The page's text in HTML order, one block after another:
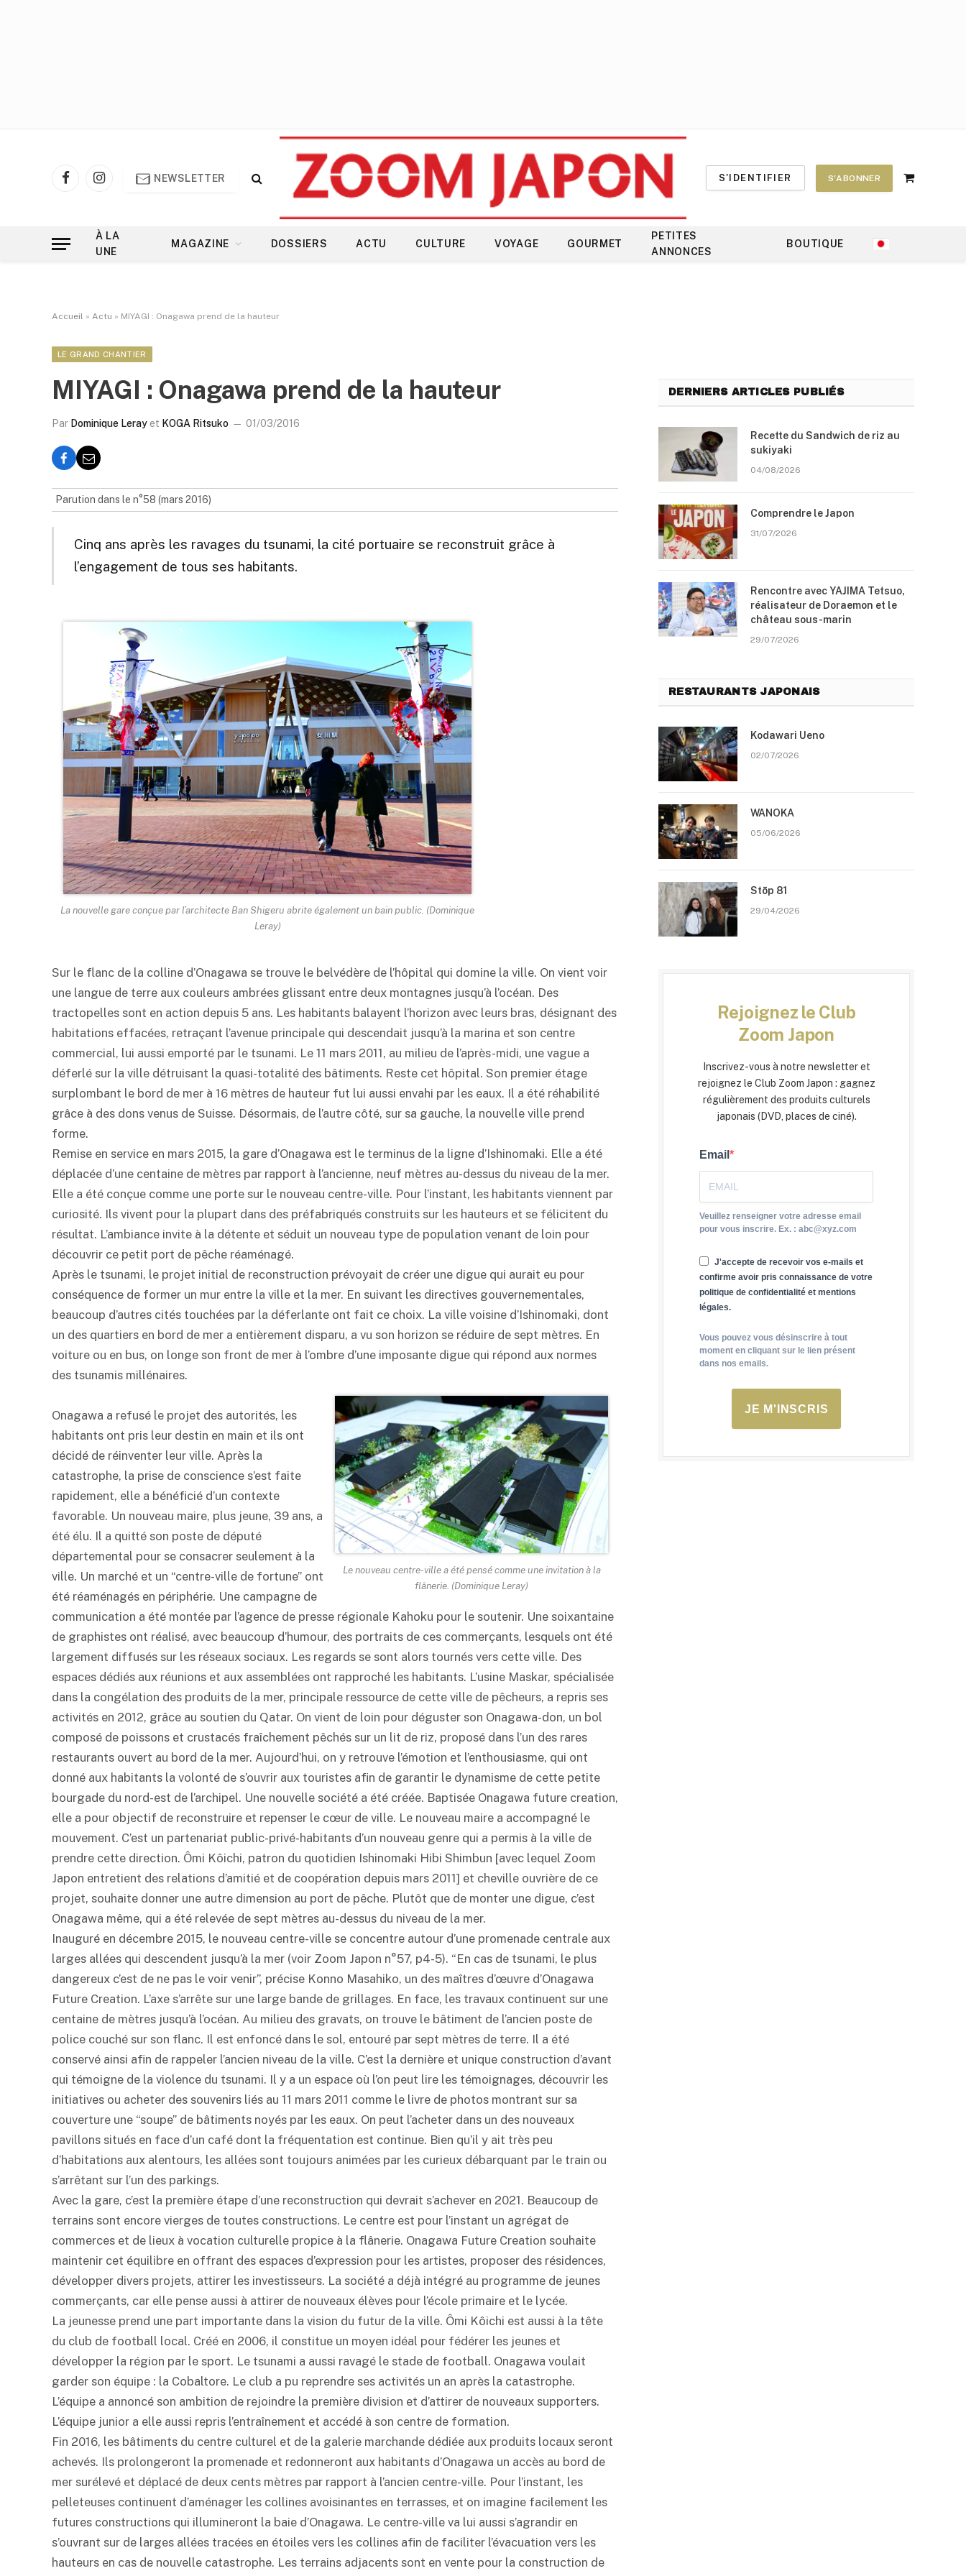
FacebookInstagram
NEWSLETTER S'IDENTIFIER S'ABONNER
Shopping
À LA
UNE
MAGAZINE DOSSIERS ACTU CULTURE VOYAGE GOURMET
PETITES
ANNONCES
BOUTIQUE
Accueil » Actu » MIYAGI : Onagawa prend de la hauteur
LE GRAND CHANTIER
MIYAGI : Onagawa prend de la hauteur
Par Dominique Leray et KOGA Ritsuko 01/03/2016
Parution dans le n°58 (mars 2016)
Cinq ans après les ravages du tsunami, la cité portuaire se reconstruit grâce à
l’engagement de tous ses habitants.
La nouvelle gare conçue par l’architecte Ban Shigeru abrite également un bain public. (Dominique
Leray)
Sur le flanc de la colline d’Onagawa se trouve le belvédère de l’hôpital qui domine la ville. On vient voir
une langue de terre aux couleurs ambrées glissant entre deux montagnes jusqu’à l’océan. Des
tractopelles sont en action depuis 5 ans. Les habitants balayent l’horizon avec leurs bras, désignant des
habitations effacées, retraçant l’avenue principale qui descendait jusqu’à la marina et son centre
commercial, lui aussi emporté par le tsunami. Le 11 mars 2011, au milieu de l’après-midi, une vague a
déferlé sur la ville détruisant la quasi-totalité des bâtiments. Reste cet hôpital. Son premier étage
surplombant le bord de mer à 16 mètres de hauteur fut lui aussi envahi par les eaux. Il a été réhabilité
grâce à des dons venus de Suisse. Désormais, de l’autre côté, sur sa gauche, la nouvelle ville prend
forme.
Remise en service en mars 2015, la gare d’Onagawa est le terminus de la ligne d’Ishinomaki. Elle a été
déplacée d’une centaine de mètres par rapport à l’ancienne, neuf mètres au-dessus du niveau de la mer.
Elle a été conçue comme une porte sur le nouveau centre-ville. Pour l’instant, les habitants viennent par
curiosité. Ils vivent pour la plupart dans des préfabriqués construits sur les hauteurs et se félicitent du
résultat. L’ambiance invite à la détente et séduit un nouveau type de population venant de loin pour
découvrir ce petit port de pêche réaménagé.
Après le tsunami, le projet initial de reconstruction prévoyait de créer une digue qui aurait eu pour
conséquence de former un mur entre la ville et la mer. En suivant les directives gouvernementales,
beaucoup d’autres cités touchées par la déferlante ont fait ce choix. La ville voisine d’Ishinomaki, dont
un des quartiers en bord de mer a entièrement disparu, a vu son horizon se réduire de sept mètres. En
voiture ou en bus, on longe son front de mer à l’ombre d’une imposante digue qui répond aux normes
des tsunamis millénaires.
Le nouveau centre-ville a été pensé comme une invitation à la
flânerie. (Dominique Leray)
Onagawa a refusé le projet des autorités, les
habitants ont pris leur destin en main et ils ont
décidé de réinventer leur ville. Après la
catastrophe, la prise de conscience s’est faite
rapidement, elle a bénéficié d’un contexte
favorable. Un nouveau maire, plus jeune, 39 ans, a
été élu. Il a quitté son poste de député
départemental pour se consacrer seulement à la
ville. Un marché et un “centre-ville de fortune” ont
été réaménagés en périphérie. Une campagne de
communication a été montée par l’agence de presse régionale Kahoku pour le soutenir. Une soixantaine
de graphistes ont réalisé, avec beaucoup d’humour, des portraits de ces commerçants, lesquels ont été
largement diffusés sur les réseaux sociaux. Les regards se sont alors tournés vers cette ville. Des
espaces dédiés aux réunions et aux assemblées ont rapproché les habitants. L’usine Maskar, spécialisée
dans la congélation des produits de la mer, principale ressource de cette ville de pêcheurs, a repris ses
activités en 2012, grâce au soutien du Qatar. On vient de loin pour déguster son Onagawa-don, un bol
composé de poissons et crustacés fraîchement pêchés sur un lit de riz, proposé dans l’un des rares
restaurants ouvert au bord de la mer. Aujourd’hui, on y retrouve l’émotion et l’enthousiasme, qui ont
donné aux habitants la volonté de s’ouvrir aux touristes afin de garantir le dynamisme de cette petite
bourgade du nord-est de l’archipel. Une nouvelle société a été créée. Baptisée Onagawa future creation,
elle a pour objectif de reconstruire et repenser le cœur de ville. Le nouveau maire a accompagné le
mouvement. C’est un partenariat public-privé-habitants d’un nouveau genre qui a permis à la ville de
prendre cette direction. Ômi Kôichi, patron du quotidien Ishinomaki Hibi Shimbun [avec lequel Zoom
Japon entretient des relations d’amitié et de coopération depuis mars 2011] et cheville ouvrière de ce
projet, souhaite donner une autre dimension au port de pêche. Plutôt que de monter une digue, c’est
Onagawa même, qui a été relevée de sept mètres au-dessus du niveau de la mer.
Inauguré en décembre 2015, le nouveau centre-ville se concentre autour d’une promenade centrale aux
larges allées qui descendent jusqu’à la mer (voir Zoom Japon n°57, p4-5). “En cas de tsunami, le plus
dangereux c’est de ne pas le voir venir”, précise Konno Masahiko, un des maîtres d’œuvre d’Onagawa
Future Creation. L’axe s’arrête sur une large bande de grillages. En face, les travaux continuent sur une
centaine de mètres jusqu’à l’océan. Au milieu des gravats, on trouve le bâtiment de l’ancien poste de
police couché sur son flanc. Il est enfoncé dans le sol, entouré par sept mètres de terre. Il a été
conservé ainsi afin de rappeler l’ancien niveau de la ville. C’est la dernière et unique construction d’avant
qui témoigne de la violence du tsunami. Il y a un espace où l’on peut lire les témoignages, découvrir les
initiatives ou acheter des souvenirs liés au 11 mars 2011 comme le livre de photos montrant sur sa
couverture une “soupe” de bâtiments noyés par les eaux. On peut l’acheter dans un des nouveaux
pavillons situés en face d’un café dont la fréquentation est continue. Bien qu’il y ait très peu
d’habitations aux alentours, les allées sont toujours animées par les curieux débarquant par le train ou
s’arrêtant sur l’un des parkings.
Avec la gare, c’est la première étape d’une reconstruction qui devrait s’achever en 2021. Beaucoup de
terrains sont encore vierges de toutes constructions. Le centre est pour l’instant un agrégat de
commerces et de lieux à vocation culturelle propice à la flânerie. Onagawa Future Creation souhaite
maintenir cet équilibre en offrant des espaces d’expression pour les artistes, proposer des résidences,
développer divers projets, attirer les investisseurs. La société a déjà intégré au programme de jeunes
commerçants, car elle pense aussi à attirer de nouveaux élèves pour l’école primaire et le lycée.
La jeunesse prend une part importante dans la vision du futur de la ville. Ômi Kôichi est aussi à la tête
du club de football local. Créé en 2006, il constitue un moyen idéal pour fédérer les jeunes et
développer la région par le sport. Le tsunami a aussi ravagé le stade de football. Onagawa voulait
garder son équipe : la Cobaltore. Le club a pu reprendre ses activités un an après la catastrophe.
L’équipe a annoncé son ambition de rejoindre la première division et d’attirer de nouveaux supporters.
L’équipe junior a elle aussi repris l’entraînement et accédé à son centre de formation.
Fin 2016, les bâtiments du centre culturel et de la galerie marchande dédiée aux produits locaux seront
achevés. Ils prolongeront la promenade et redonneront aux habitants d’Onagawa un accès au bord de
mer surélevé et déplacé de deux cents mètres par rapport à l’ancien centre-ville. Pour l’instant, les
pelleteuses continuent d’aménager les collines avoisinantes en terrasses, et on imagine facilement les
futures constructions qui illumineront la baie d’Onagawa. Le centre-ville va lui aussi s’agrandir en
s’ouvrant sur de larges allées tracées en étoiles vers les collines afin de faciliter l’évacuation vers les
hauteurs en cas de nouvelle catastrophe. Les terrains adjacents sont en vente pour la construction de
DERNIERS ARTICLES PUBLIÉS
Recette du Sandwich de riz au
sukiyaki
04/08/2026
Comprendre le Japon
31/07/2026
Rencontre avec YAJIMA Tetsuo,
réalisateur de Doraemon et le
château sous-marin
29/07/2026
RESTAURANTS JAPONAIS
Kodawari Ueno
02/07/2026
WANOKA
05/06/2026
Stōp 81
29/04/2026
Rejoignez le Club
Zoom Japon
Inscrivez-vous à notre newsletter et
rejoignez le Club Zoom Japon : gagnez
régulièrement des produits culturels
japonais (DVD, places de ciné).
Email
Veuillez renseigner votre adresse email
pour vous inscrire. Ex. : abc@xyz.com
J'accepte de recevoir vos e-mails et
confirme avoir pris connaissance de votre
politique de confidentialité et mentions
légales.
Vous pouvez vous désinscrire à tout
moment en cliquant sur le lien présent
dans nos emails.
JE M'INSCRIS